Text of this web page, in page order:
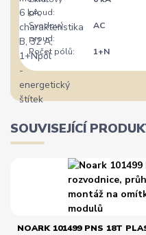
proud:
Svodový
proud:
AC
Počet pólů: 1+N
SOUVISEJÍCÍ
NOARK 101499 PNS 18T